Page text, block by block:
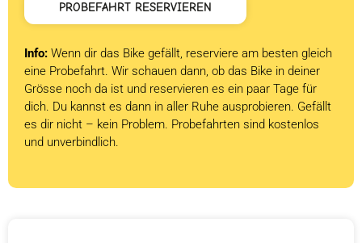
PROBEFAHRT RESERVIEREN
Info: Wenn dir das Bike gefällt, reserviere am besten gleich
eine Probefahrt. Wir schauen dann, ob das Bike in deiner
Grösse noch da ist und reservieren es ein paar Tage für
dich. Du kannst es dann in aller Ruhe ausprobieren. Gefällt
es dir nicht – kein Problem. Probefahrten sind kostenlos
und unverbindlich.